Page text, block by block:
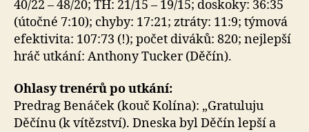
40/22 – 48/20; TH: 21/15 – 19/15; doskoky: 36:35
(útočné 7:10); chyby: 17:21; ztráty: 11:9; týmová
efektivita: 107:73 (!); počet diváků: 820; nejlepší
hráč utkání: Anthony Tucker (Děčín).
Ohlasy trenérů po utkání:
Predrag Benáček (kouč Kolína): „Gratuluju
Děčínu (k vítězství). Dneska byl Děčín lepší a